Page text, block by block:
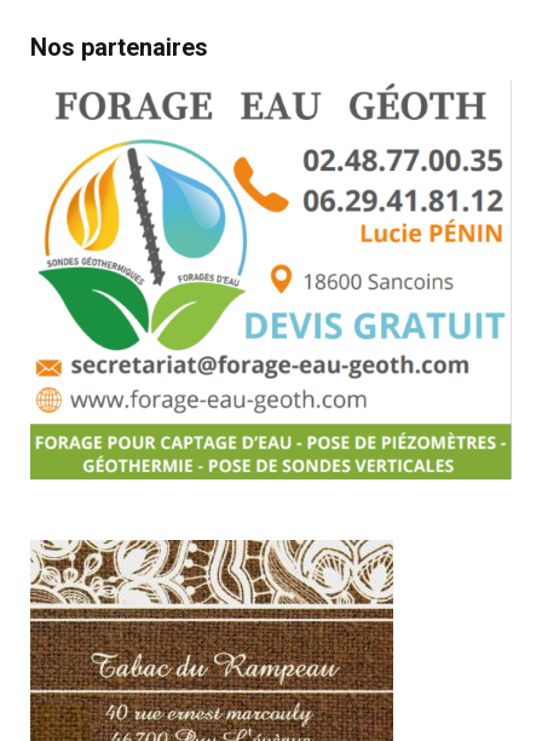
Nos partenaires